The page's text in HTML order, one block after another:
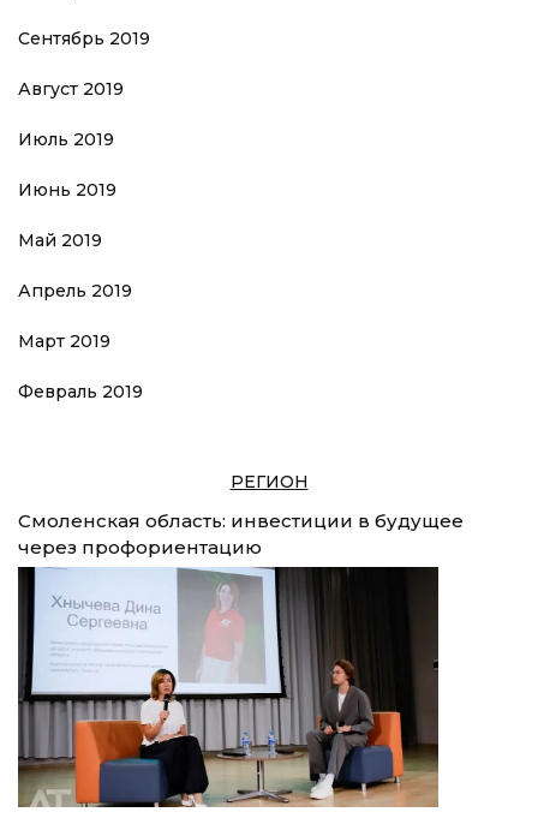
Сентябрь 2019
Август 2019
Июль 2019
Июнь 2019
Май 2019
Апрель 2019
Март 2019
Февраль 2019
РЕГИОН
Смоленская область: инвестиции в будущее
через профориентацию